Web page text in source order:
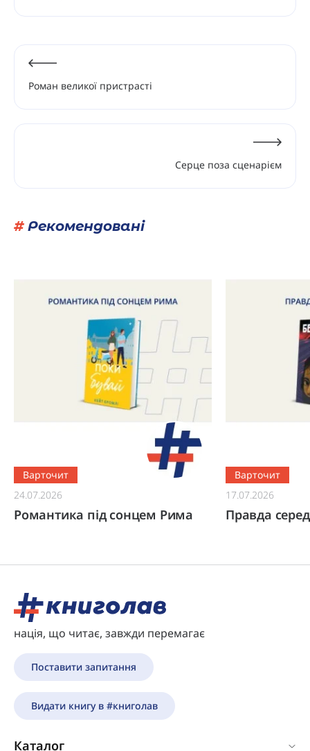
Роман великої пристрасті
Серце поза сценарієм
#Рекомендовані
Варточит
24.07.2026
Романтика під сонцем Рима
Варточит
17.07.2026
Правда
нація, що читає, завжди перемагає
Поставити запитання
Видати книгу в #книголав
Каталог